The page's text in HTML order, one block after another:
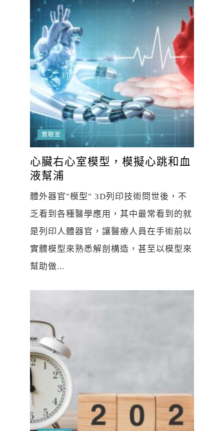
實驗室
心臟右心室模型，模擬心跳和血
液幫浦
體外器官"模型" 3D列印技術問世後，不
乏看到各種醫學應用，其中最常看到的就
是列印人體器官，讓醫療人員在手術前以
實體模型來熟悉解剖構造，甚至以模型來
幫助做...